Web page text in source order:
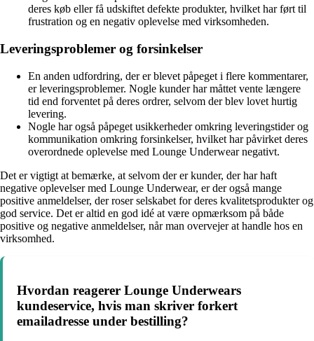
deres køb eller få udskiftet defekte produkter, hvilket har ført til
frustration og en negativ oplevelse med virksomheden.
Leveringsproblemer og forsinkelser
En anden udfordring, der er blevet påpeget i flere kommentarer,
er leveringsproblemer. Nogle kunder har måttet vente længere
tid end forventet på deres ordrer, selvom der blev lovet hurtig
levering.
Nogle har også påpeget usikkerheder omkring leveringstider og
kommunikation omkring forsinkelser, hvilket har påvirket deres
overordnede oplevelse med Lounge Underwear negativt.
Det er vigtigt at bemærke, at selvom der er kunder, der har haft
negative oplevelser med Lounge Underwear, er der også mange
positive anmeldelser, der roser selskabet for deres kvalitetsprodukter og
god service. Det er altid en god idé at være opmærksom på både
positive og negative anmeldelser, når man overvejer at handle hos en
virksomhed.
Hvordan reagerer Lounge Underwears
kundeservice, hvis man skriver forkert
emailadresse under bestilling?